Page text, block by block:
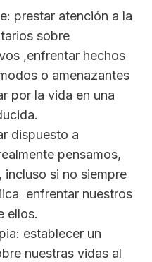
prestar atención a la
sobre
,enfrentar hechos
o amenazantes
por la vida en una
dispuesto a
pensamos,
incluso si no siempre
enfrentar nuestros
ellos.
establecer un
nuestras vidas al